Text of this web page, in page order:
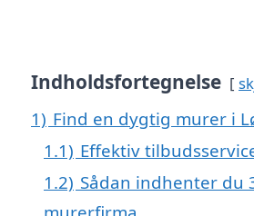
Indholdsfortegnelse
1) Find en dygtig murer i
1.1) Effektiv
1.2) Sådan indhenter du